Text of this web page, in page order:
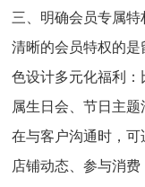
三、明确会员专属
清晰的会员特权的
色设计多元化福利
属生日会、节日主题
在与客户沟通时，
店铺动态、参与消